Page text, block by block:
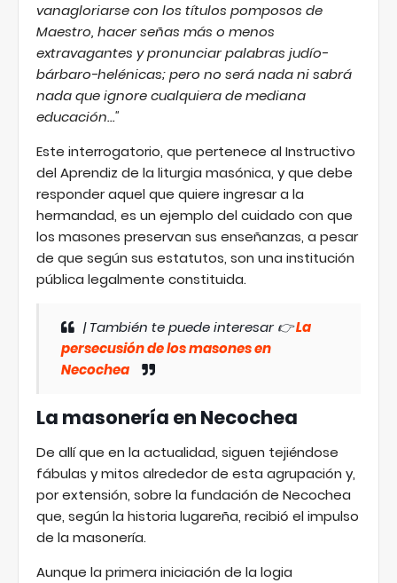
vanagloriarse con los títulos pomposos de
Maestro, hacer señas más o menos
extravagantes y pronunciar palabras judío-
bárbaro-helénicas; pero no será nada ni sabrá
nada que ignore cualquiera de mediana
educación..."
Este interrogatorio, que pertenece al Instructivo
del Aprendiz de la liturgia masónica, y que debe
responder aquel que quiere ingresar a la
hermandad, es un ejemplo del cuidado con que
los masones preservan sus enseñanzas, a pesar
de que según sus estatutos, son una institución
pública legalmente constituida.
| También te puede interesar 👉La
persecusión de los masones en
Necochea
La masonería en Necochea
De allí que en la actualidad, siguen tejiéndose
fábulas y mitos alrededor de esta agrupación y,
por extensión, sobre la fundación de Necochea
que, según la historia lugareña, recibió el impulso
de la masonería.
Aunque la primera iniciación de la logia